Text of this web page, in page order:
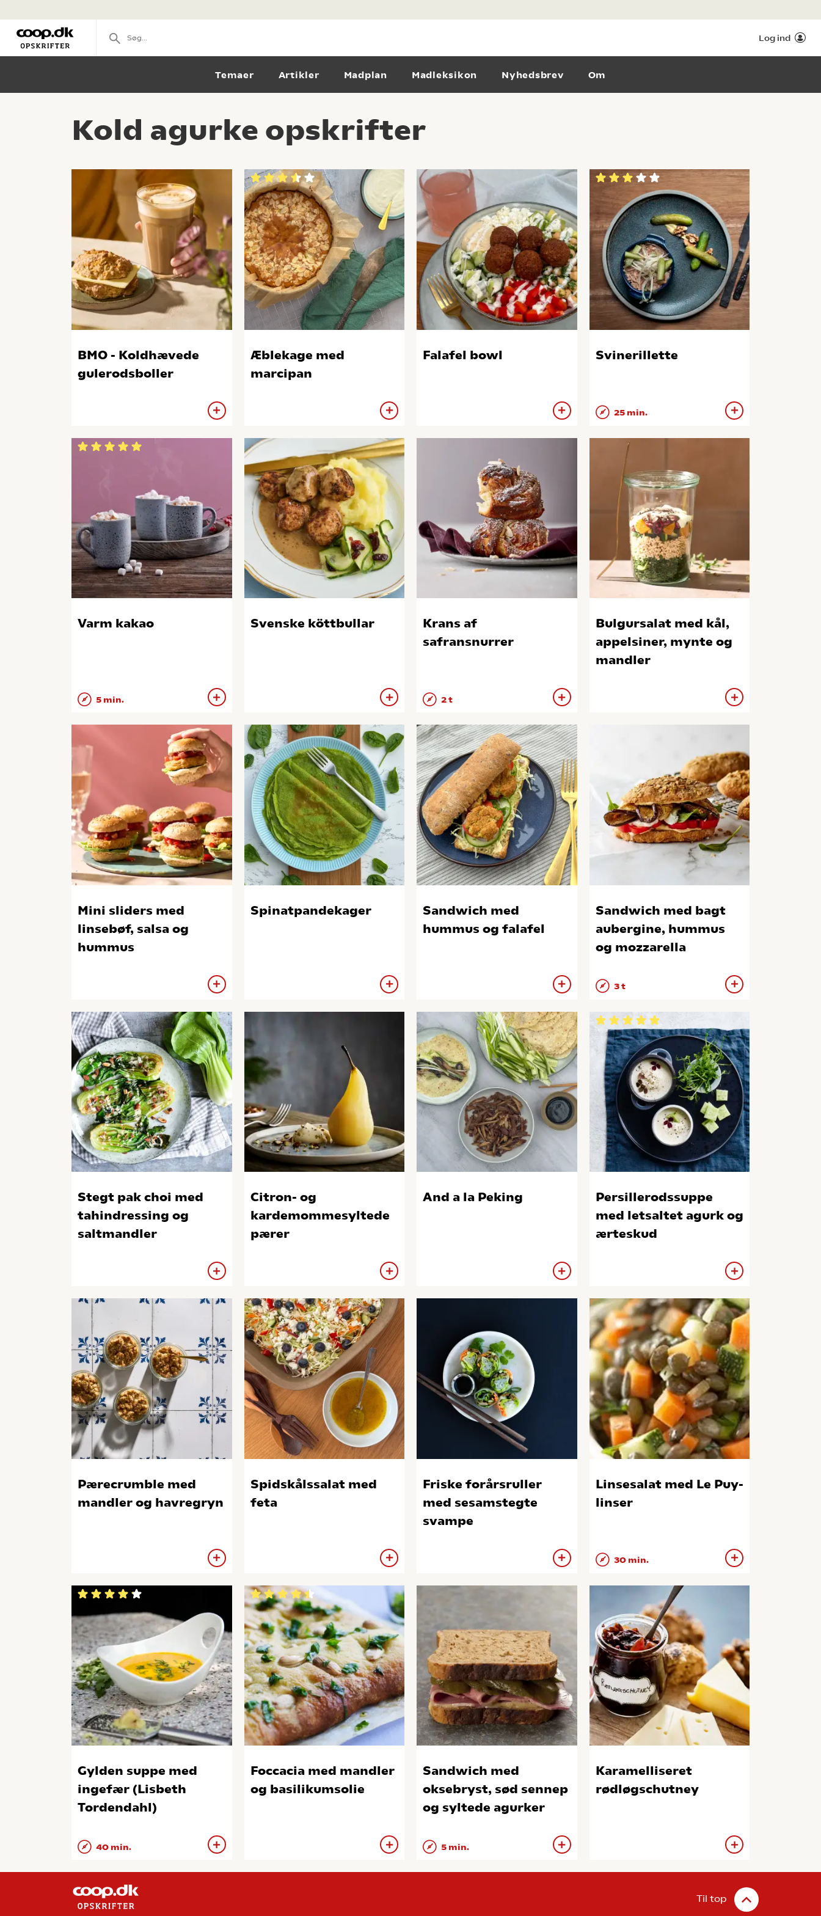
Log ind
Temaer Artikler Madplan Madleksikon Nyhedsbrev Om
Kold agurke opskrifter
BMO - Koldhævede
gulerodsboller
Æblekage med
marcipan
Falafel bowl Svinerillette
25 min.
Varm kakao
5 min.
Svenske köttbullar
Krans af
safransnurrer
2 t
Bulgursalat med kål,
appelsiner, mynte og
mandler
Mini sliders med
linsebøf, salsa og
hummus
Spinatpandekager
Sandwich med
hummus og falafel
Sandwich med bagt
aubergine, hummus
og mozzarella
3 t
Stegt pak choi med
tahindressing og
saltmandler
Citron- og
kardemommesyltede
pærer
And a la Peking
Persillerodssuppe
med letsaltet agurk og
ærteskud
Pærecrumble med
mandler og havregryn
Spidskålssalat med
feta
Friske forårsruller
med sesamstegte
svampe
Linsesalat med Le Puy-
linser
30 min.
Gylden suppe med
ingefær (Lisbeth
Tordendahl)
40 min.
Foccacia med mandler
og basilikumsolie
Sandwich med
oksebryst, sød sennep
og syltede agurker
5 min.
Karamelliseret
rødløgschutney
Til top